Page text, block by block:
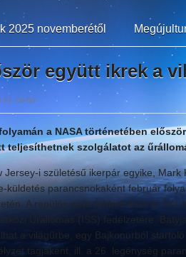
2025 novemberétől
együtt ikrek a
09:00
a NASA történetében
teljesíthetnek szolgálatot az
Jersey-i születésű ikerpár egyike,
küldetés parancsnokaként február
A repülés célja többek közt az
Űrállomás (ISS) fedélzetére.
a világűrbe, egy Bajkonurból
tagjaként, ill. a 26. legénység